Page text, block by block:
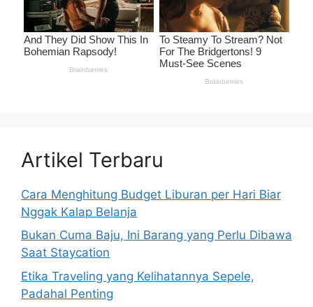
Artikel Terbaru
Cara Menghitung Budget Liburan per Hari Biar
Nggak Kalap Belanja
Bukan Cuma Baju, Ini Barang yang Perlu Dibawa
Saat Staycation
Etika Traveling yang Kelihatannya Sepele,
Padahal Penting